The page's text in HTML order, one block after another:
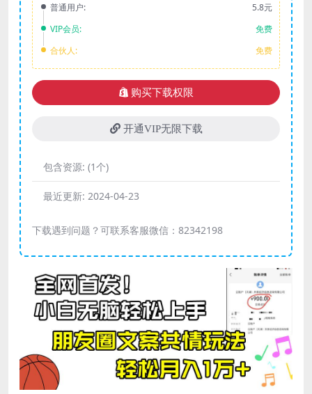
普通用户:
5.8元
VIP会员:
免费
合伙人:
免费
购买下载权限
开通VIP无限下载
包含资源: (1个)
最近更新: 2024-04-23
下载遇到问题？可联系客服微信：82342198